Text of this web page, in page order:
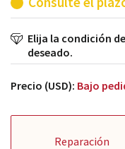
Elija la condición
deseado.
Precio (USD): Bajo
Reparación